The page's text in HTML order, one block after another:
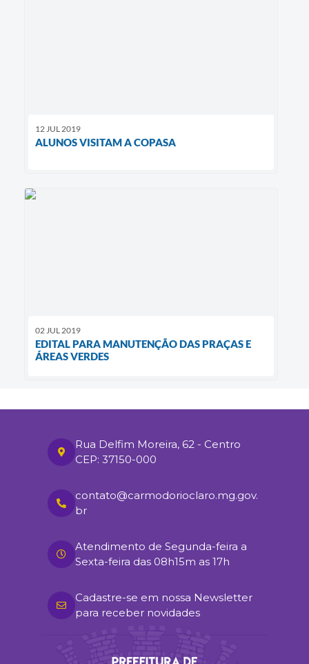
12 JUL 2019
ALUNOS VISITAM A COPASA
02 JUL 2019
EDITAL PARA MANUTENÇÃO DAS PRAÇAS E
ÁREAS VERDES
Rua Delfim Moreira, 62 - Centro
CEP: 37150-000
contato@carmodorioclaro.mg.gov.
br
Atendimento de Segunda-feira a
Sexta-feira das 08h15m as 17h
Cadastre-se em nossa Newsletter
para receber novidades